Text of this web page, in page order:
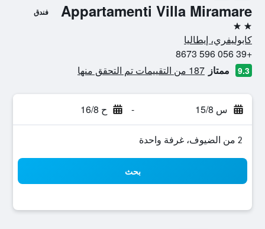
Appartamenti Villa Miramare فندق
2 نجمتين
كابوليفري، إيطاليا
+39 056 596 8673
9.3 ممتاز 187 من التقييمات تم التحقق منها
س 15/8 - ح 16/8
2 من الضيوف، غرفة واحدة
بحث